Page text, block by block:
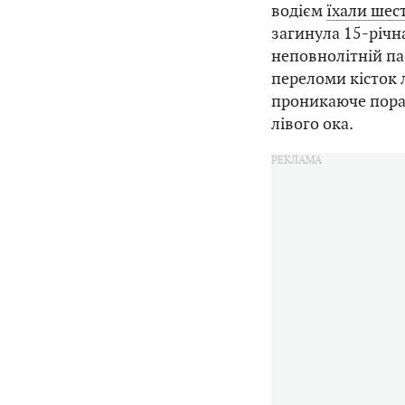
водіємїхали
загинула 15-
неповнолітній
переломи кісток
проникаюче
лівого ока.